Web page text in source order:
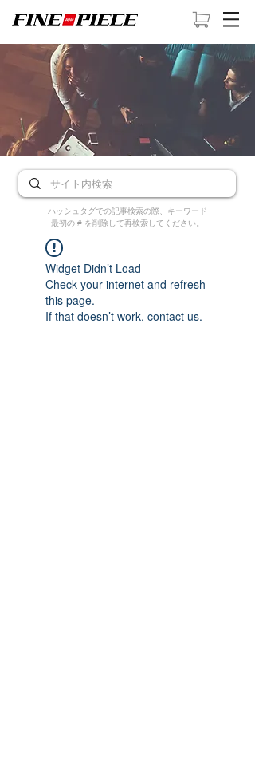
ハッシュタグでの記事検索の際、キーワード
最初の # を削除して再検索してください。
Widget Didn’t Load
Check your internet and refresh
this page.
If that doesn’t work, contact us.